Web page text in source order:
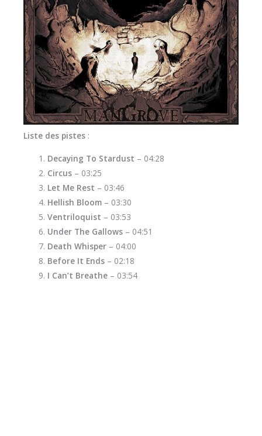
Liste des pistes :
Decaying To Stardust – 04:28
Circus – 03:25
Let Me Rest – 03:46
Hellish Bloom – 03:30
Ventriloquist – 03:53
Under The Gallows – 04:51
Death Whisper – 04:00
Before It Ends – 02:18
I Can’t Breathe – 03:54